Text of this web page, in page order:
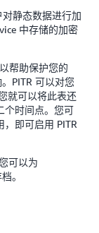
静态数据进行加
中存储的加密
帮助保护您的
PITR 可以对您
就可以将此表还
个时间点。您可
，即可启用 PITR
可以为
。